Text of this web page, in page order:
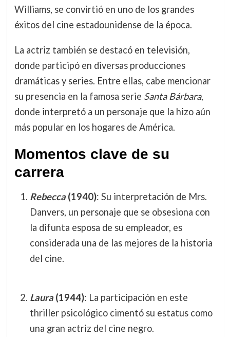
Williams, se convirtió en uno de los grandes
éxitos del cine estadounidense de la época.
La actriz también se destacó en televisión,
donde participó en diversas producciones
dramáticas y series. Entre ellas, cabe mencionar
su presencia en la famosa serie Santa Bárbara,
donde interpretó a un personaje que la hizo aún
más popular en los hogares de América.
Momentos clave de su
carrera
Rebecca(1940): Su interpretación de Mrs.
Danvers, un personaje que se obsesiona con
la difunta esposa de su empleador, es
considerada una de las mejores de la historia
del cine.
Laura(1944): La participación en este
thriller psicológico cimentó su estatus como
una gran actriz del cine negro.